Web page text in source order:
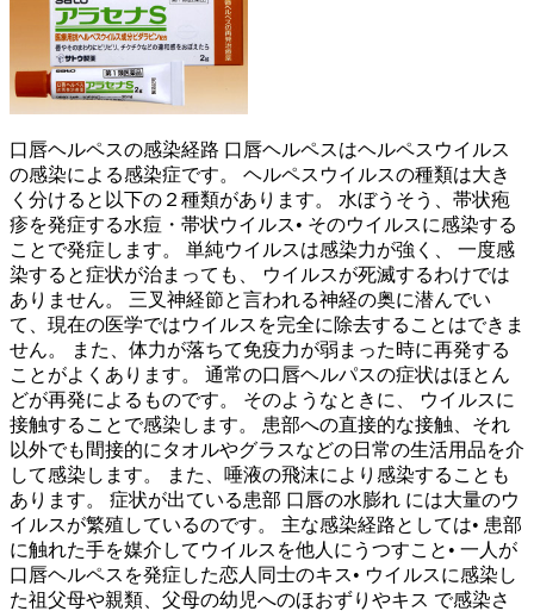
口唇ヘルペスの感染経路 口唇ヘルペスはヘルペスウイルス
の感染による感染症です。 ヘルペスウイルスの種類は大き
く分けると以下の２種類があります。 水ぼうそう、帯状疱
疹を発症する水痘・帯状ウイルス• そのウイルスに感染する
ことで発症します。 単純ウイルスは感染力が強く、 一度感
染すると症状が治まっても、 ウイルスが死滅するわけでは
ありません。 三叉神経節と言われる神経の奥に潜んでい
て、現在の医学ではウイルスを完全に除去することはできま
せん。 また、体力が落ちて免疫力が弱まった時に再発する
ことがよくあります。 通常の口唇ヘルパスの症状はほとん
どが再発によるものです。 そのようなときに、 ウイルスに
接触することで感染します。 患部への直接的な接触、それ
以外でも間接的にタオルやグラスなどの日常の生活用品を介
して感染します。 また、唾液の飛沫により感染することも
あります。 症状が出ている患部 口唇の水膨れ には大量のウ
イルスが繁殖しているのです。 主な感染経路としては• 患部
に触れた手を媒介してウイルスを他人にうつすこと• 一人が
口唇ヘルペスを発症した恋人同士のキス• ウイルスに感染し
た祖父母や親類、父母の幼児へのほおずりやキス で感染さ